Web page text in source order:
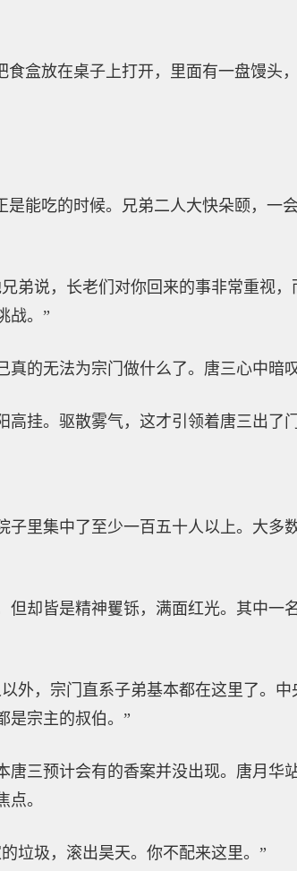
食盒放在桌子上打开，里面有一盘馒头
是能吃的时候。兄弟二人大快朵颐，一
弟说，长老们对你回来的事非常重视
战。”
的无法为宗门做什么了。唐三心中暗
挂。驱散雾气，这才引领着唐三出了
子里集中了至少一百五十人以上。大多
但却皆是精神矍铄，满面红光。其中一
外，宗门直系子弟基本都在这里了。
是宗主的叔伯。”
唐三预计会有的香案并没出现。唐月华
。
垃圾，滚出昊天。你不配来这里。”